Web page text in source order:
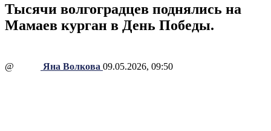
Тысячи волгоградцев поднялись на
Мамаев курган в День Победы.
@ Яна Волкова 09.05.2026, 09:50